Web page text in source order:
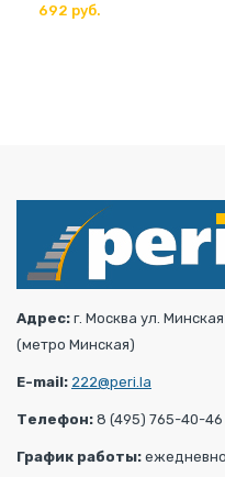
692 руб.
Адрес: г. Москва ул.
(метро Минская)
E-mail: 222@peri.la
Телефон: 8 (495) 765-40-46
График работы: ежедневно